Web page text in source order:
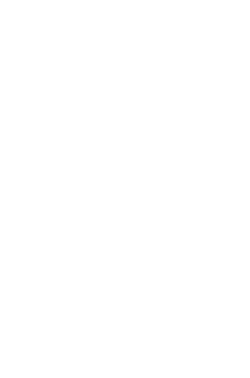
El problema está
Están subiendo los
gente que no puede
demanda, en
de vivienda nueva
En noviembre el
que en 2025 en
50.000 estarían en
que hace que el
La solución pasa